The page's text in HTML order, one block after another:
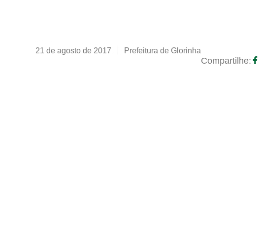
21 de agosto de 2017 Prefeitura de Glorinha
Compartilhe: